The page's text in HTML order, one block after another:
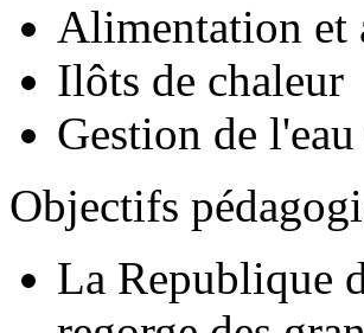
Alimentation et
Ilôts de chaleur
Gestion de
Objectifs
La Republique